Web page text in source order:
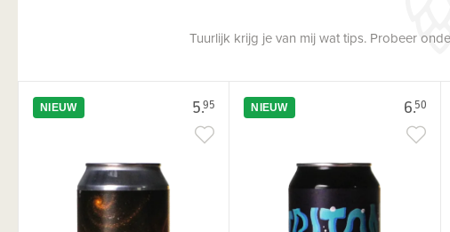
Tuurlijk krijg je van mij wat tips. Probeer
5.95
NIEUW 6.50
NIEUW